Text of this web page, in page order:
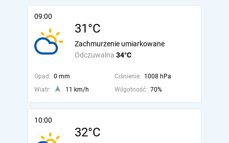
09:00
31°C
Odczuwalna 34°C
Zachmurzenie umiarkowane
Opad: 0 mm Ciśnienie: 1008 hPa
Wiatr:
11 km/h Wilgotność: 70%
10:00
32°C